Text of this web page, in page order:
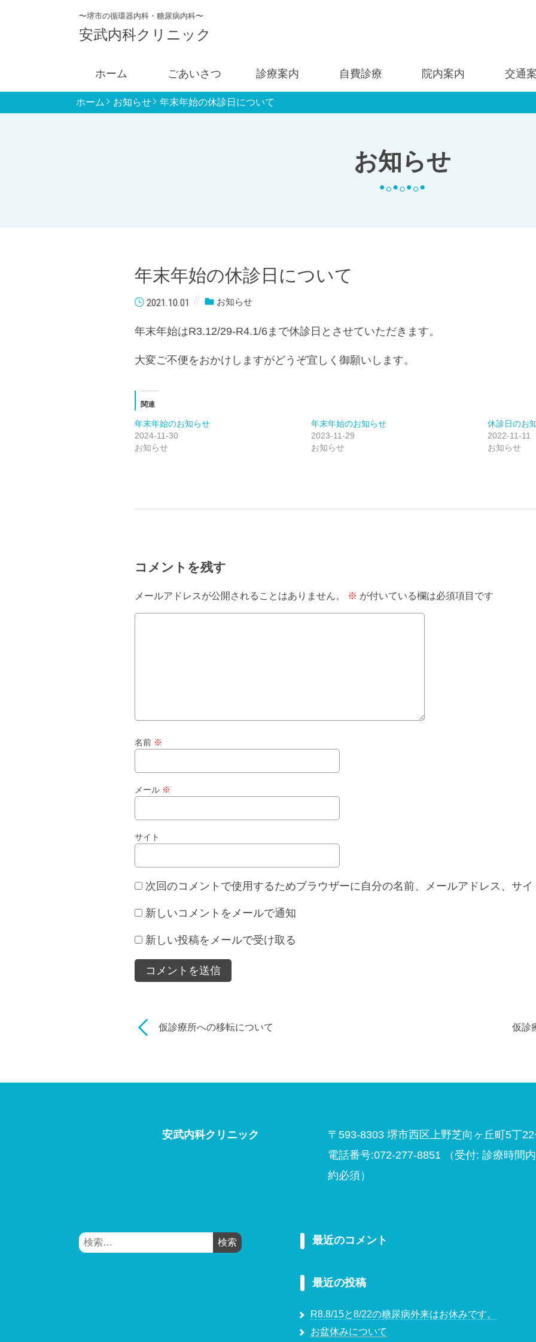
〜堺市の循環器内科・糖尿病内科〜
安武内科クリニック
ホーム ごあいさつ 診療案内 自費診療 院内案内 交通
お知らせ
ホーム お知らせ 年末年始の休診日について
年末年始の休診日について
2021.10.01 お知らせ
年末年始はR3.12/29-R4.1/6まで休診日とさせていただきます。
大変ご不便をおかけしますがどうぞ宜しく御願いします。
関連
年末年始のお知らせ
2024-11-30
お知らせ
年末年始のお知らせ
2023-11-29
お知らせ
休診日のお
2022-11-11
お知らせ
コメントを残す
メールアドレスが公開されることはありません。 ※ が付いている欄は必須項目です
名前 ※
メール ※
サイト
次回のコメントで使用するためブラウザーに自分の名前、メールアドレス、サ
新しいコメントをメールで通知
新しい投稿をメールで受け取る
仮診療所への移転について 仮診
安武内科クリニック
〒593-8303 堺市西区上野芝向ヶ丘町5丁
電話番号:072-277-8851
（受付: 診療時
約必須）
検
索:
最近のコメント
最近の投稿
R8.8/15と8/22の糖尿病外来はお休みです。
お盆休みについて